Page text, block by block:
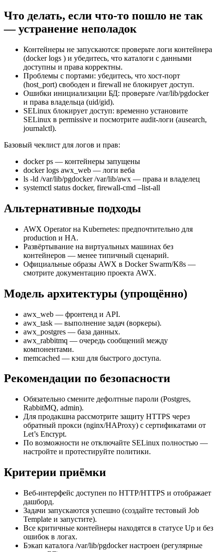
Что делать, если что‑то пошло не так
— устранение неполадок
Контейнеры не запускаются: проверьте логи контейнера
(docker logs ) и убедитесь, что каталоги с данными
доступны и права корректны.
Проблемы с портами: убедитесь, что хост-порт
(host_port) свободен и firewall не блокирует доступ.
Ошибки инициализации БД: проверьте /var/lib/pgdocker
и права владельца (uid/gid).
SELinux блокирует доступ: временно установите
SELinux в permissive и посмотрите audit-логи (ausearch,
journalctl).
Базовый чеклист для логов и прав:
docker ps — контейнеры запущены
docker logs awx_web — логи веба
ls -ld /var/lib/pgdocker /var/lib/awx — права и владелец
systemctl status docker, firewall-cmd –list-all
Альтернативные подходы
AWX Operator на Kubernetes: предпочтительно для
production и HA.
Развёртывание на виртуальных машинах без
контейнеров — менее типичный сценарий.
Официальные образы AWX в Docker Swarm/K8s —
смотрите документацию проекта AWX.
Модель архитектуры (упрощённо)
awx_web — фронтенд и API.
awx_task — выполнение задач (воркеры).
awx_postgres — база данных.
awx_rabbitmq — очередь сообщений между
компонентами.
memcached — кэш для быстрого доступа.
Рекомендации по безопасности
Обязательно смените дефолтные пароли (Postgres,
RabbitMQ, admin).
Для продакшна рассмотрите защиту HTTPS через
обратный прокси (nginx/HAProxy) с сертификатами от
Let’s Encrypt.
По возможности не отключайте SELinux полностью —
настройте и протестируйте политики.
Критерии приёмки
Веб‑интерфейс доступен по HTTP/HTTPS и отображает
дашборд.
Задачи запускаются успешно (создайте тестовый Job
Template и запустите).
Все критичные контейнеры находятся в статусе Up и без
ошибок в логах.
Бэкап каталога /var/lib/pgdocker настроен (регулярные